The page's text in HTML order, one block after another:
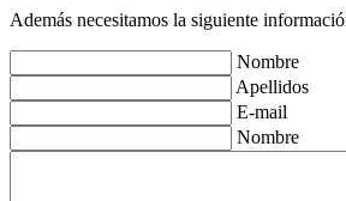
Además necesitamos la siguiente
Nombre
Apellidos
E-mail
Nombre